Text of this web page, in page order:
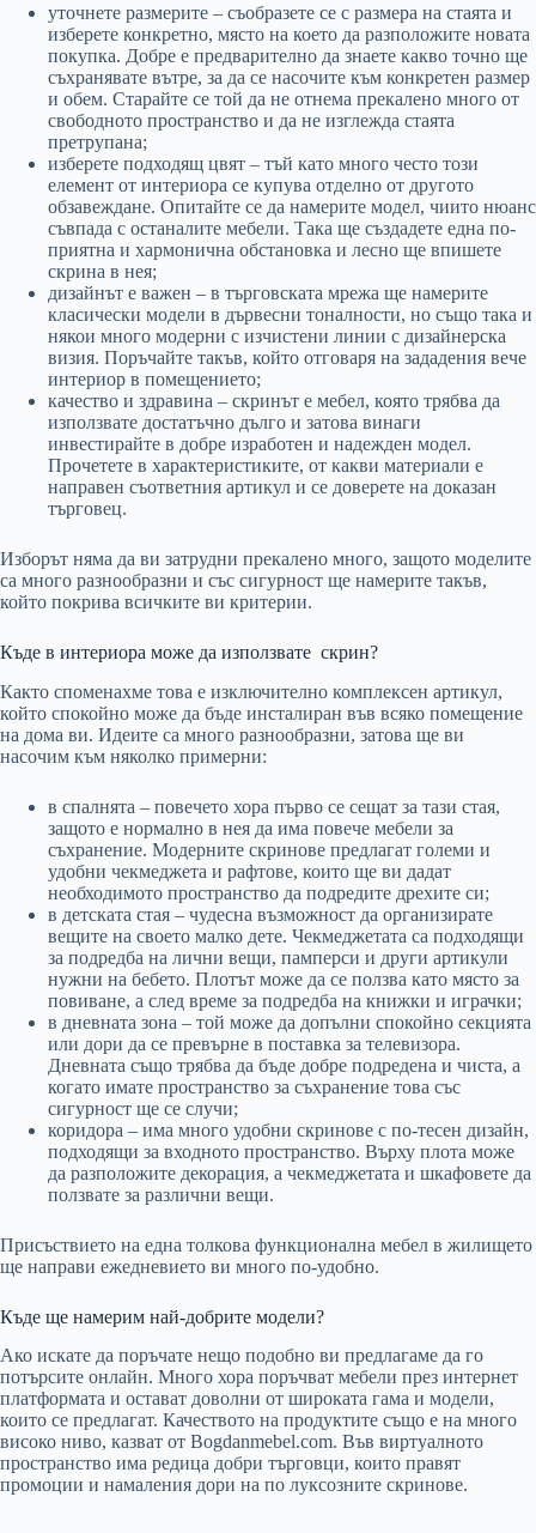
уточнете размерите – съобразете се с размера на стаята и
изберете конкретно, място на което да разположите новата
покупка. Добре е предварително да знаете какво точно ще
съхранявате вътре, за да се насочите към конкретен размер
и обем. Старайте се той да не отнема прекалено много от
свободното пространство и да не изглежда стаята
претрупана;
изберете подходящ цвят – тъй като много често този
елемент от интериора се купува отделно от другото
обзавеждане. Опитайте се да намерите модел, чиито нюанс
съвпада с останалите мебели. Така ще създадете една по-
приятна и хармонична обстановка и лесно ще впишете
скрина в нея;
дизайнът е важен – в търговската мрежа ще намерите
класически модели в дървесни тоналности, но също така и
някои много модерни с изчистени линии с дизайнерска
визия. Поръчайте такъв, който отговаря на зададения вече
интериор в помещението;
качество и здравина – скринът е мебел, която трябва да
използвате достатъчно дълго и затова винаги
инвестирайте в добре изработен и надежден модел.
Прочетете в характеристиките, от какви материали е
направен съответния артикул и се доверете на доказан
търговец.
Изборът няма да ви затрудни прекалено много, защото моделите
са много разнообразни и със сигурност ще намерите такъв,
който покрива всичките ви критерии.
Къде в интериора може да използвате скрин?
Както споменахме това е изключително комплексен артикул,
който спокойно може да бъде инсталиран във всяко помещение
на дома ви. Идеите са много разнообразни, затова ще ви
насочим към няколко примерни:
в спалнята – повечето хора първо се сещат за тази стая,
защото е нормално в нея да има повече мебели за
съхранение. Модерните скринове предлагат големи и
удобни чекмеджета и рафтове, които ще ви дадат
необходимото пространство да подредите дрехите си;
в детската стая – чудесна възможност да организирате
вещите на своето малко дете. Чекмеджетата са подходящи
за подредба на лични вещи, памперси и други артикули
нужни на бебето. Плотът може да се ползва като място за
повиване, а след време за подредба на книжки и играчки;
в дневната зона – той може да допълни спокойно секцията
или дори да се превърне в поставка за телевизора.
Дневната също трябва да бъде добре подредена и чиста, а
когато имате пространство за съхранение това със
сигурност ще се случи;
коридора – има много удобни скринове с по-тесен дизайн,
подходящи за входното пространство. Върху плота може
да разположите декорация, а чекмеджетата и шкафовете да
ползвате за различни вещи.
Присъствието на една толкова функционална мебел в жилището
ще направи ежедневието ви много по-удобно.
Къде ще намерим най-добрите модели?
Ако искате да поръчате нещо подобно ви предлагаме да го
потърсите онлайн. Много хора поръчват мебели през интернет
платформата и остават доволни от широката гама и модели,
които се предлагат. Качеството на продуктите също е на много
високо ниво, казват от Bogdanmebel.com. Във виртуалното
пространство има редица добри търговци, които правят
промоции и намаления дори на по луксозните скринове.